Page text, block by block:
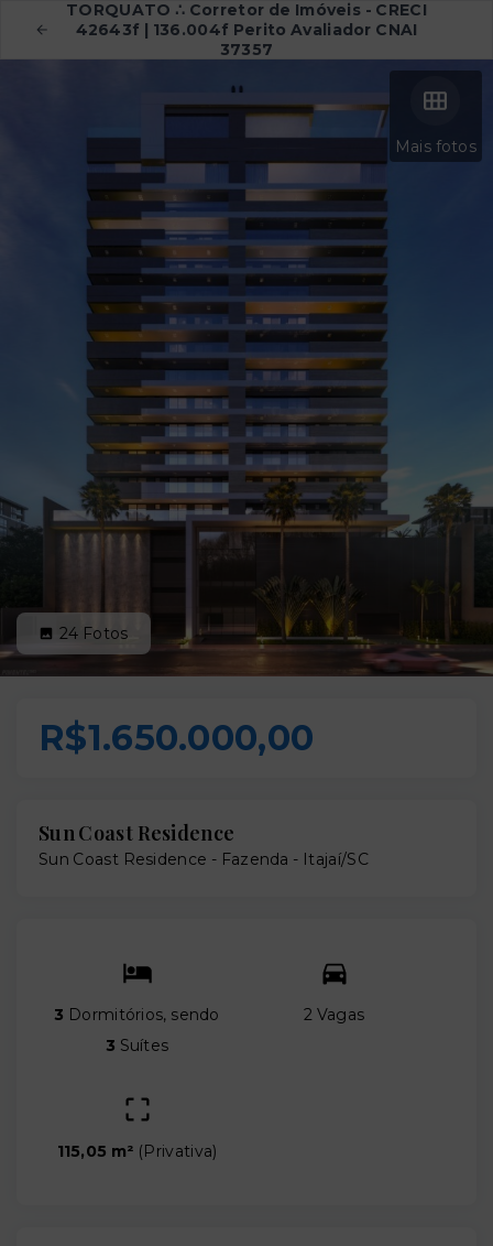
TORQUATO ∴ Corretor de Imóveis - CRECI
42643f | 136.004f Perito Avaliador CNAI
37357
Mais fotos
24 Fotos
R$1.650.000,00
Sun Coast Residence
Sun Coast Residence - Fazenda - Itajaí/SC
3 Dormitórios, sendo
3 Suítes
2 Vagas
115,05 m² ( Privativa)